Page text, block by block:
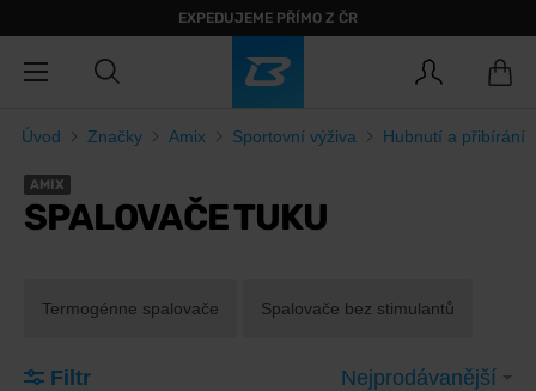
EXPEDUJEME PŘÍMO Z ČR
Úvod Značky Amix Sportovní výživa Hubnutí a přibírání
AMIX
SPALOVAČE TUKU
Termogénne spalovače Spalovače bez stimulantů
Filtr Nejprodávanější